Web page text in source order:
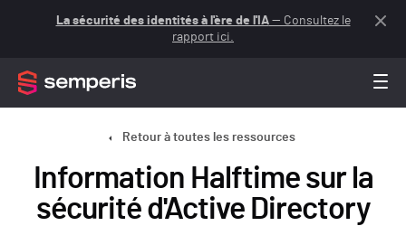
La sécurité des identités à l'ère de l'IA— Consultez le
rapport ici.
Retour à toutes les ressources
Information Halftime sur la
sécurité d'Active Directory